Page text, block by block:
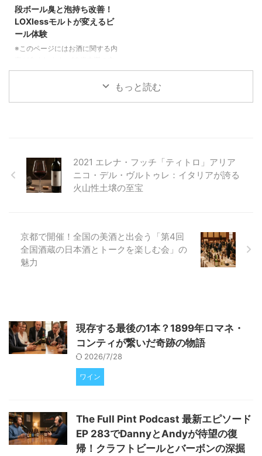
に革新をもたらすだけでなく、持
続可能な農業や地域経済の活性化
にも貢献する可能性を秘めていま
す。この記事では、フォニオがど
足跡を残し、未来のビールを形作
ろうとしているのかを詳しくご紹
から西アフリカで栽培されてき
た、非常に歴史の古い穀物です。
この「奇跡の穀物」と呼ばれるフ
段ボール臭と泡持ち改善！
LOXlessモルトが変えるビ
ール体験
※このページにはお酒に関する内
の閲覧・購入は禁止されていま
す。 せっかくの美味しいビール
ットをわかりやすく解説します。
この革新的な技術が、どのように
ビールの風味安定性や泡持ちを向
とは？風味を台無しにする犯人の
もっと読む
2021 エレナ・フッチ「ティトロ」アリア
ニコ・デル・ヴルトゥレ：イタリアが誇る
火山性土壌の至宝
京都で開催！全国の美酒と出会う「第4回
全国酒蔵の日本酒とトークを楽しむ会」の
魅力
現存する最後の1本？1899年ロマネ・
コンティが繋いだ奇跡の物語
2026/7/28
ワイン
The Full Pint Podcast 最新エピソード
EP 283でDannyとAndyが待望の復
帰！クラフトビールとバーボンの深掘